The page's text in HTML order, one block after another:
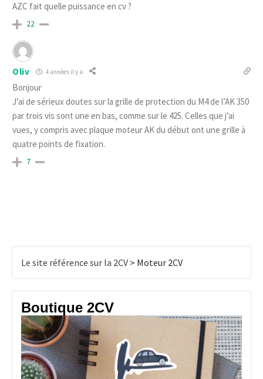
AZC fait quelle puissance en cv ?
22
Oliv 4 années il y a
Bonjour
J’ai de sérieux doutes sur la grille de protection du M4 de l’AK 350
par trois vis sont une en bas, comme sur le 425. Celles que j’ai
vues, y compris avec plaque moteur AK du début ont une grille à
quatre points de fixation.
7
Le site référence sur la 2CV > Moteur 2CV
Boutique 2CV